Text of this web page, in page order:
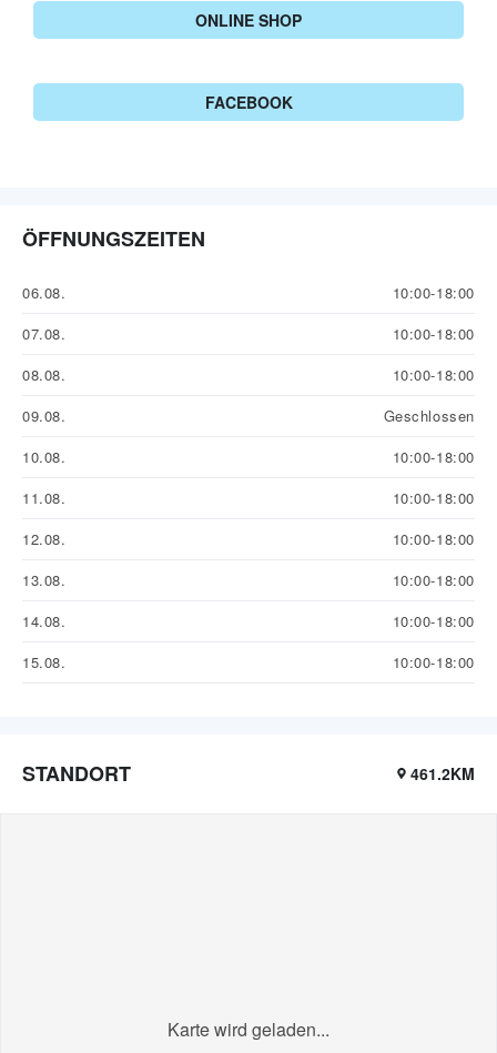
ONLINE SHOP
FACEBOOK
ÖFFNUNGSZEITEN
06.08.
10:00-18:00
07.08.
10:00-18:00
08.08.
10:00-18:00
09.08.
Geschlossen
10.08.
10:00-18:00
11.08.
10:00-18:00
12.08.
10:00-18:00
13.08.
10:00-18:00
14.08.
10:00-18:00
15.08.
10:00-18:00
STANDORT 461.2KM
Karte wird geladen...